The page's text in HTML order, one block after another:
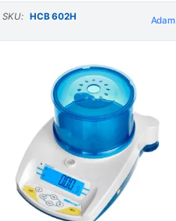
SKU: HCB 602H Adam